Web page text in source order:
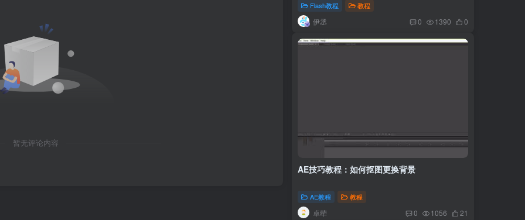
暂无评论内容
Flash教程 教程
伊丞 0 1390 0
AE技巧教程：如何抠图更换背景
AE教程 教程
卓荦 0 1056 21